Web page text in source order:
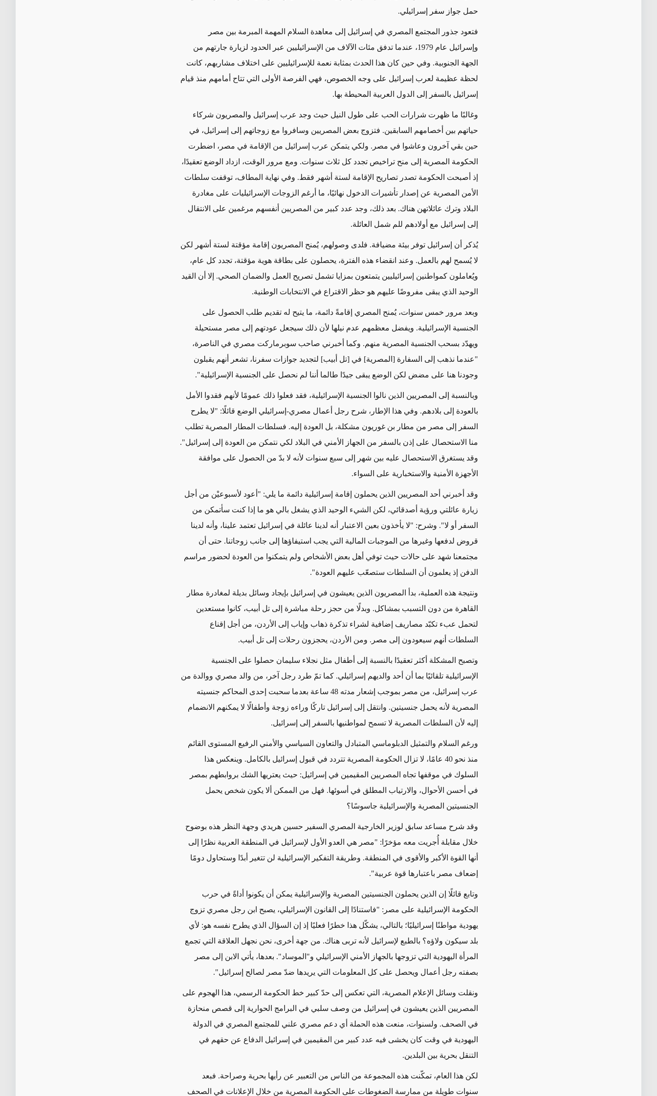
حمل جواز سفر إسرائيلي.
فتعود جذور المجتمع المصري في إسرائيل إلى معاهدة السلام المهمة المبرمة بين مصر
وإسرائيل عام 1979، عندما تدفق مئات الآلاف من الإسرائيليين عبر الحدود لزيارة جارتهم من
الجهة الجنوبية. وفي حين كان هذا الحدث بمثابة نعمة للإسرائيليين على اختلاف مشاربهم، كانت
لحظة عظيمة لعرب إسرائيل على وجه الخصوص، فهي الفرصة الأولى التي تتاح أمامهم منذ قيام
إسرائيل بالسفر إلى الدول العربية المحيطة بها.
وغالبًا ما ظهرت شرارات الحب على طول النيل حيث وجد عرب إسرائيل والمصريون شركاء
حياتهم بين أخصامهم السابقين. فتزوج بعض المصريين وسافروا مع زوجاتهم إلى إسرائيل، في
حين بقي آخرون وعاشوا في مصر. ولكي يتمكن عرب إسرائيل من الإقامة في مصر، اضطرت
الحكومة المصرية إلى منح تراخيص تجدد كل ثلاث سنوات. ومع مرور الوقت، ازداد الوضع تعقيدًا،
إذ أصبحت الحكومة تصدر تصاريح الإقامة لستة أشهر فقط. وفي نهاية المطاف، توقفت سلطات
الأمن المصرية عن إصدار تأشيرات الدخول نهائيًا، ما أرغم الزوجات الإسرائيليات على مغادرة
البلاد وترك عائلاتهن هناك. بعد ذلك، وجد عدد كبير من المصريين أنفسهم مرغمين على الانتقال
إلى إسرائيل مع أولادهم للم شمل العائلة.
يُذكر أن إسرائيل توفر بيئة مضيافة. فلدى وصولهم، يُمنح المصريون إقامة مؤقتة لستة أشهر لكن
لا يُسمح لهم بالعمل. وعند انقضاء هذه الفترة، يحصلون على بطاقة هوية مؤقتة، تجدد كل عام،
ويُعاملون كمواطنين إسرائيليين يتمتعون بمزايا تشمل تصريح العمل والضمان الصحي. إلا أن القيد
الوحيد الذي يبقى مفروضًا عليهم هو حظر الاقتراع في الانتخابات الوطنية.
وبعد مرور خمس سنوات، يُمنح المصري إقامةً دائمة، ما يتيح له تقديم طلب الحصول على
الجنسية الإسرائيلية. ويفضل معظمهم عدم نيلها لأن ذلك سيجعل عودتهم إلى مصر مستحيلة
ويهدّد بسحب الجنسية المصرية منهم. وكما أخبرني صاحب سوبرماركت مصري في الناصرة،
"عندما نذهب إلى السفارة [المصرية] في [تل أبيب] لتجديد جوازات سفرنا، تشعر أنهم يقبلون
وجودنا هنا على مضض لكن الوضع يبقى جيدًا طالما أننا لم نحصل على الجنسية الإسرائيلية".
وبالنسبة إلى المصريين الذين نالوا الجنسية الإسرائيلية، فقد فعلوا ذلك عمومًا لأنهم فقدوا الأمل
بالعودة إلى بلادهم. وفي هذا الإطار، شرح رجل أعمال مصري-إسرائيلي الوضع قائلًا: "لا يطرح
السفر إلى مصر من مطار بن غوريون مشكلة، بل العودة إليه. فسلطات المطار المصرية تطلب
منا الاستحصال على إذن بالسفر من الجهاز الأمني في البلاد لكي نتمكن من العودة إلى إسرائيل".
وقد يستغرق الاستحصال عليه بين شهر إلى سبع سنوات لأنه لا بدّ من الحصول على موافقة
الأجهزة الأمنية والاستخبارية على السواء.
وقد أخبرني أحد المصريين الذين يحملون إقامة إسرائيلية دائمة ما يلي: "أعود لأسبوعيْن من أجل
زيارة عائلتي ورؤية أصدقائي، لكن الشيء الوحيد الذي يشغل بالي هو ما إذا كنت سأتمكن من
السفر أو لا". وشرح: "لا يأخذون بعين الاعتبار أنه لدينا عائلة في إسرائيل تعتمد علينا، وأنه لدينا
قروض لدفعها وغيرها من الموجبات المالية التي يجب استيفاؤها إلى جانب زوجاتنا. حتى أن
مجتمعنا شهد على حالات حيث توفي أهل بعض الأشخاص ولم يتمكنوا من العودة لحضور مراسم
الدفن إذ يعلمون أن السلطات ستصعّب عليهم العودة".
ونتيجة هذه العملية، بدأ المصريون الذين يعيشون في إسرائيل بإيجاد وسائل بديلة لمغادرة مطار
القاهرة من دون التسبب بمشاكل. وبدلًا من حجز رحلة مباشرة إلى تل أبيب، كانوا مستعدين
لتحمل عبء تكبّد مصاريف إضافية لشراء تذكرة ذهاب وإياب إلى الأردن، من أجل إقناع
السلطات أنهم سيعودون إلى مصر. ومن الأردن، يحجزون رحلات إلى تل أبيب.
وتصبح المشكلة أكثر تعقيدًا بالنسبة إلى أطفال مثل نجلاء سليمان حصلوا على الجنسية
الإسرائيلية تلقائيًا بما أن أحد والديهم إسرائيلي. كما تمّ طرد رجل آخر، من والد مصري ووالدة من
عرب إسرائيل، من مصر بموجب إشعار مدته 48 ساعة بعدما سحبت إحدى المحاكم جنسيته
المصرية لأنه يحمل جنسيتين. وانتقل إلى إسرائيل تاركًا وراءه زوجة وأطفالًا لا يمكنهم الانضمام
إليه لأن السلطات المصرية لا تسمح لمواطنيها بالسفر إلى إسرائيل.
ورغم السلام والتمثيل الدبلوماسي المتبادل والتعاون السياسي والأمني الرفيع المستوى القائم
منذ نحو 40 عامًا، لا تزال الحكومة المصرية تتردد في قبول إسرائيل بالكامل. وينعكس هذا
السلوك في موقفها تجاه المصريين المقيمين في إسرائيل: حيث يعتريها الشك بروابطهم بمصر
في أحسن الأحوال، والارتياب المطلق في أسوئها. فهل من الممكن ألا يكون شخص يحمل
الجنسيتين المصرية والإسرائيلية جاسوسًا؟
وقد شرح مساعد سابق لوزير الخارجية المصري السفير حسين هريدي وجهة النظر هذه بوضوح
خلال مقابلة أُجريت معه مؤخرًا: "مصر هي العدو الأول لإسرائيل في المنطقة العربية نظرًا إلى
أنها القوة الأكبر والأقوى في المنطقة. وطريقة التفكير الإسرائيلية لن تتغير أبدًا وستحاول دومًا
إضعاف مصر باعتبارها قوة عربية".
وتابع قائلًا إن الذين يحملون الجنسيتين المصرية والإسرائيلية يمكن أن يكونوا أداةً في حرب
الحكومة الإسرائيلية على مصر: "فاستنادًا إلى القانون الإسرائيلي، يصبح ابن رجل مصري تزوج
يهودية مواطنًا إسرائيليًا؛ بالتالي، يشكّل هذا خطرًا فعليًا إذ إن السؤال الذي يطرح نفسه هو: لأي
بلد سيكون ولاؤه؟ بالطبع لإسرائيل لأنه تربى هناك. من جهة أخرى، نحن نجهل العلاقة التي تجمع
المرأة اليهودية التي تزوجها بالجهاز الأمني الإسرائيلي و"الموساد". بعدها، يأتي الابن إلى مصر
بصفته رجل أعمال ويحصل على كل المعلومات التي يريدها ضدّ مصر لصالح إسرائيل".
ونقلت وسائل الإعلام المصرية، التي تعكس إلى حدّ كبير خط الحكومة الرسمي، هذا الهجوم على
المصريين الذين يعيشون في إسرائيل من وصف سلبي في البرامج الحوارية إلى قصص منحازة
في الصحف. ولسنوات، منعت هذه الحملة أي دعم مصري علني للمجتمع المصري في الدولة
اليهودية في وقت كان يخشى فيه عدد كبير من المقيمين في إسرائيل الدفاع عن حقهم في
التنقل بحرية بين البلدين.
لكن هذا العام، تمكّنت هذه المجموعة من الناس من التعبير عن رأيها بحرية وصراحة. فبعد
سنوات طويلة من ممارسة الضغوطات على الحكومة المصرية من خلال الإعلانات في الصحف